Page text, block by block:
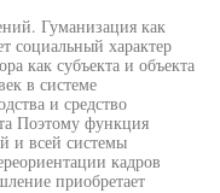
Гуманизация как
социальный характер
как субъекта и объекта
в системе
и средство
Поэтому функция
и всей системы
кадров
приобретает